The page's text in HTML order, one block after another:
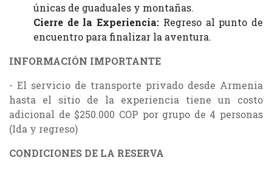
únicas de guaduales y montañas.
Cierre de la Experiencia: Regreso al punto de
encuentro para finalizar la aventura.
INFORMACIÓN IMPORTANTE
- El servicio de transporte privado desde Armenia
hasta el sitio de la experiencia tiene un costo
adicional de $250.000 COP por grupo de 4 personas
(Ida y regreso)
CONDICIONES DE LA RESERVA